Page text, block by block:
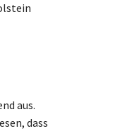
aus.
dass